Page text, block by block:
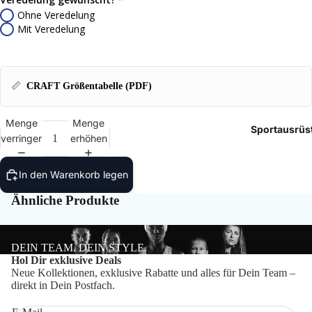
Caps
Ohne Veredelung
Mit Veredelung
📏 CRAFT Größentabelle (PDF)
Menge
verringern
Menge
erhöhen
In den Warenkorb legen
Ähnliche Produkte
DEIN TEAM. DEIN STYLE.
Hol Dir exklusive Deals
Neue Kollektionen, exklusive Rabatte und alles für Dein Team –
direkt in Dein Postfach.
Datenschutzerklärung
Impressum